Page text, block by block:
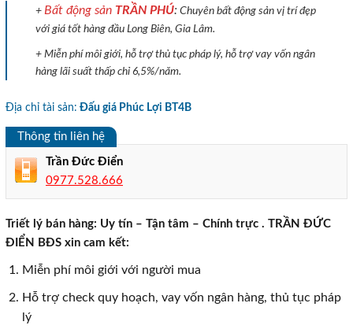
+ Bất động sản TRẦN PHÚ: Chuyên bất động sản vị trí đẹp
với giá tốt hàng đầu Long Biên, Gia Lâm.
+ Miễn phí môi giới, hỗ trợ thủ tục pháp lý, hỗ trợ vay vốn ngân
hàng lãi suất thấp chỉ 6,5%/năm.
Địa chỉ tài sản: Đấu giá Phúc Lợi BT4B
Thông tin liên hệ
Trần Đức Điển
0977.528.666
Triết lý bán hàng: Uy tín – Tận tâm – Chính trực . TRẦN ĐỨC
ĐIỂN BĐS xin cam kết:
Miễn phí môi giới với người mua
Hỗ trợ check quy hoạch, vay vốn ngân hàng, thủ tục pháp
lý